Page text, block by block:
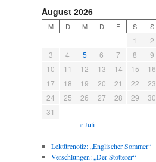
August 2026
M D M D F S S
1
2
3
4 5 6 7 8
9
10
11 12 13 14 15
16
17
18 19 20 21 22
23
24
25 26 27 28 29
30
31
« Juli
Lektürenotiz: „Englischer Sommer“
Verschlungen: „Der Stotterer“